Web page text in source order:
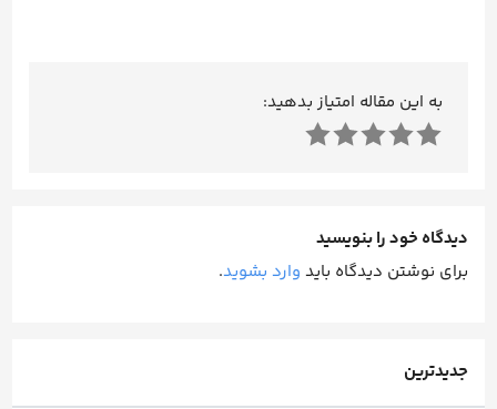
به این مقاله امتیاز بدهید:
دیدگاه خود را بنویسید
برای نوشتن دیدگاه باید وارد بشوید.
جدیدترین